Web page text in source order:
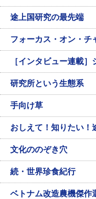
途上国研究の最先端
フォーカス・オン・チ
［インタビュー連載
研究所という生態系
手向け草
おしえて！知りたい！
文化ののぞき穴
続・世界珍食紀行
ベトナム改造農機傑作